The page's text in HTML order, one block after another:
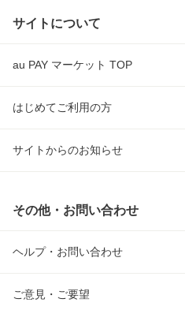
サイトについて
au PAY マーケット TOP
はじめてご利用の方
サイトからのお知らせ
その他・お問い合わせ
ヘルプ・お問い合わせ
ご意見・ご要望